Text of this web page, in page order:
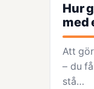
Hur
med
Att
– du
stå…